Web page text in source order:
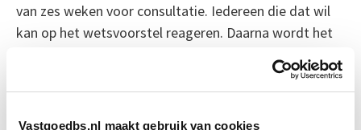
Vastgoedbs.nl maakt gebruik van cookies
van zes weken voor consultatie. Iedereen die dat wil
kan op het wetsvoorstel reageren. Daarna wordt het
het lukt om de wet per 1 januari 2024 te laten ingaan.
Of dat gaat lukken is nog niet duidelijk. Dit zal onder
meer afhangen van de vraag of de grootste